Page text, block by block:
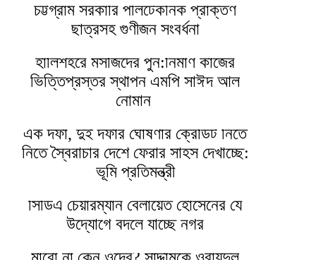
চট্টগ্রাম সরকারি পলিটেকনিক প্রাক্তণ
ছাত্রসহ গুণীজন সংবর্ধনা
হালিশহরে মসজিদের পুন:নির্মাণ কাজের
ভিত্তিপ্রস্তর স্থাপন এমপি সাঈদ আল
নোমান ‎
এক দফা, দুই দফার ঘোষণার ক্রেডিট নিতে
নিতে স্বৈরাচার দেশে ফেরার সাহস দেখাচ্ছে:
ভূমি প্রতিমন্ত্রী
সিডিএ চেয়ারম্যান বেলায়েত হোসেনের যে
উদ্যোগে বদলে যাচ্ছে নগর